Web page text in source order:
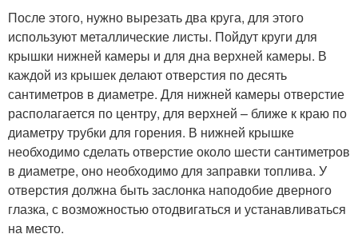
После этого, нужно вырезать два круга, для этого
используют металлические листы. Пойдут круги для
крышки нижней камеры и для дна верхней камеры. В
каждой из крышек делают отверстия по десять
сантиметров в диаметре. Для нижней камеры отверстие
располагается по центру, для верхней – ближе к краю по
диаметру трубки для горения. В нижней крышке
необходимо сделать отверстие около шести сантиметров
в диаметре, оно необходимо для заправки топлива. У
отверстия должна быть заслонка наподобие дверного
глазка, с возможностью отодвигаться и устанавливаться
на место.